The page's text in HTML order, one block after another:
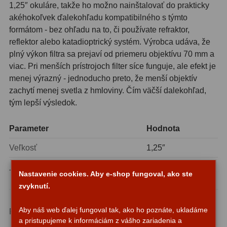
Motorové pohony13
Lišty8
Protizávažia3
Iné27
Zrkadielka a hranoly
Diagonálne hranoly
Amici hranoly 90°
Astrofotografia306
1,25″ okuláre, takže ho možno nainštalovať do prakticky
akéhokoľvek ďalekohľadu kompatibilného s týmto
formátom - bez ohľadu na to, či používate refraktor,
reflektor alebo katadioptrický systém. Výrobca udáva, že
plný výkon filtra sa prejaví od priemeru objektívu 70 mm a
viac. Pri menších prístrojoch filter síce funguje, ale efekt je
menej výrazný - jednoducho preto, že menší objektív
zachytí menej svetla z hmloviny. Čím väčší dalekohľad,
tým lepší výsledok.
Parameter Hodnota
Veľkosť 1,25″
Typ
Contrast)
Prepúšťané pásma
nm), H-beta
(~486 nm)
Nastavenie cookies. Aby e-shop fungoval, ako ste
zvyknutí.
Aby náš web ďalej fungoval tak, ako ho poznáte, ukladáme
a pristupujeme k informáciám z vášho zariadenia a